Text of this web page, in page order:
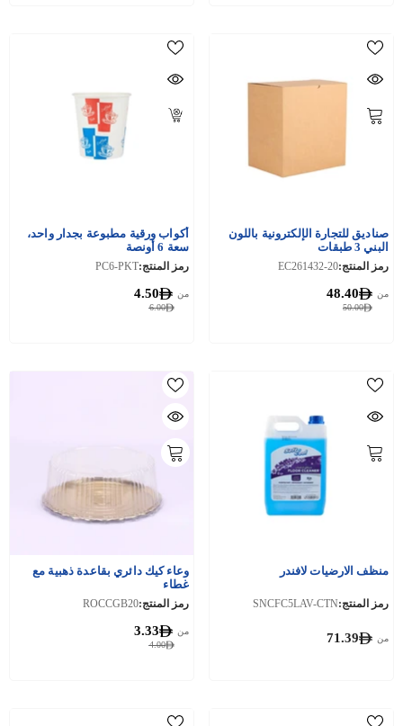
صناديق للتجارة الإلكترونية باللون
البني 3 طبقات
رمز المنتج:EC261432-20
50.00
من 48.40
أكواب ورقية مطبوعة بجدار واحد،
سعة 6 أونصة
رمز المنتج:PC6-PKT
6.00
من 4.50
منظف الارضيات لافندر
رمز المنتج:SNCFC5LAV-CTN
من 71.39
وعاء كيك دائري بقاعدة ذهبية مع
غطاء
رمز المنتج:ROCCGB20
4.00
من 3.33